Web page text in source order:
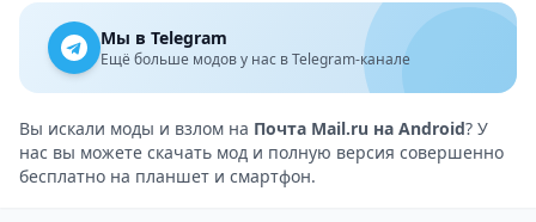
Приложение предоставляет возможность
создавать фильтры для автоматической сортировки
входящих писем по заданным критериям. Также
есть функция поиска, которая позволяет быстро
найти нужное письмо по определенному
ключевому слову или отправителю.
Мы в Telegram
Ещё больше модов у нас в Telegram-канале
Вы искали моды и взлом на Почта Mail.ru на Android? У
нас вы можете скачать мод и полную версия совершенно
бесплатно на планшет и смартфон.